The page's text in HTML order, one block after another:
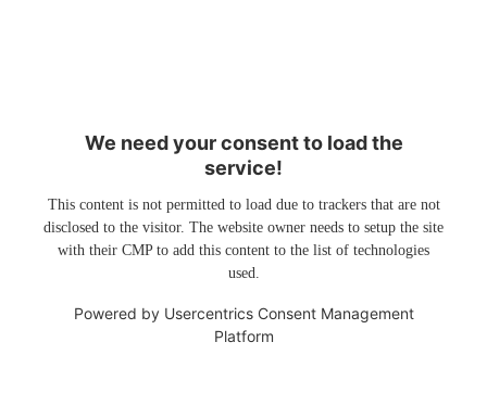
We need your consent to load the
service!
This content is not permitted to load due to trackers that are not
disclosed to the visitor. The website owner needs to setup the site
with their CMP to add this content to the list of technologies
used.
Powered by Usercentrics Consent Management
Platform